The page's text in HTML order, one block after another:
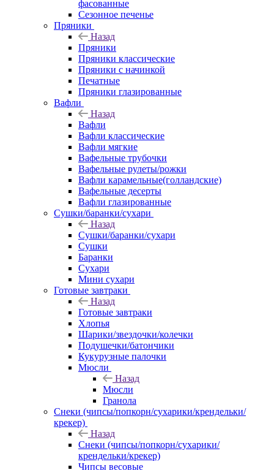
фасованные
Сезонное печенье
Пряники
Назад
Пряники
Пряники классические
Пряники с начинкой
Печатные
Пряники глазированные
Вафли
Назад
Вафли
Вафли классические
Вафли мягкие
Вафельные трубочки
Вафельные рулеты/рожки
Вафли карамельные(голландские)
Вафельные десерты
Вафли глазированные
Сушки/баранки/сухари
Назад
Сушки/баранки/сухари
Сушки
Баранки
Сухари
Мини сухари
Готовые завтраки
Назад
Готовые завтраки
Хлопья
Шарики/звездочки/колечки
Подушечки/батончики
Кукурузные палочки
Мюсли
Назад
Мюсли
Гранола
Снеки (чипсы/попкорн/сухарики/крендельки/
крекер)
Назад
Снеки (чипсы/попкорн/сухарики/
крендельки/крекер)
Чипсы весовые